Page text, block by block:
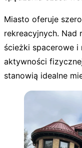
Miasto oferuje
rekreacyjnych. Nad
ścieżki spacerowe
aktywności
stanowią idealne